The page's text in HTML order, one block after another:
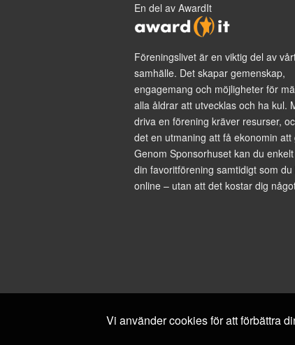
En del av AwardIt
Föreningslivet är en viktig del av
samhälle. Det skapar gemenskap,
engagemang och möjligheter för
alla åldrar att utvecklas och ha kul.
driva en förening kräver resurser,
det en utmaning att få ekonomin att
Genom Sponsorhuset kan du
din favoritförening samtidigt som
online – utan att det kostar dig
Vi använder cookies för att förbättra